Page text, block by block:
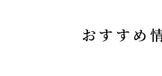
おすすめ